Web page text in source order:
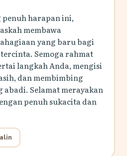
penuh harapan ini,
membawa
yang baru bagi
Semoga rahmat
langkah Anda, mengisi
dan membimbing
abadi. Selamat merayakan
penuh sukacita dan